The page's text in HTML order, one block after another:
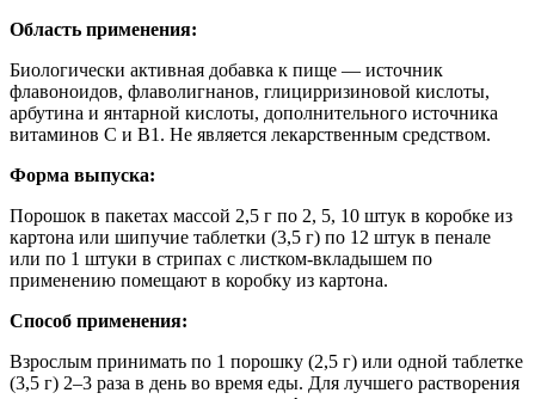
Область применения:
Биологически активная добавка к пище — источник
флавоноидов, флаволигнанов, глицирризиновой кислоты,
арбутина и янтарной кислоты, дополнительного источника
витаминов C и B1. Не является лекарственным средством.
Форма выпуска:
Порошок в пакетах массой 2,5 г по 2, 5, 10 штук в коробке из
картона или шипучие таблетки (3,5 г) по 12 штук в пенале
или по 1 штуки в стрипах с листком-вкладышем по
применению помещают в коробку из картона.
Способ применения:
Взрослым принимать по 1 порошку (2,5 г) или одной таблетке
(3,5 г) 2–3 раза в день во время еды. Для лучшего растворения